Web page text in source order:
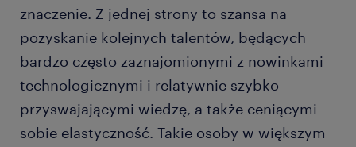
znaczenie. Z jednej strony to szansa na
pozyskanie kolejnych talentów, będących
bardzo często zaznajomionymi z nowinkami
technologicznymi i relatywnie szybko
przyswajającymi wiedzę, a także ceniącymi
sobie elastyczność. Takie osoby w większym